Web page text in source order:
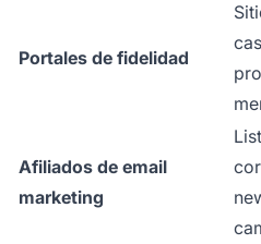
Portales de fidelidad
Afiliados de email
marketing